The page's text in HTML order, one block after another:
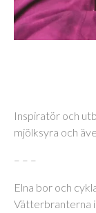
Inspiratör och
mjölksyra och
– – –
Elna bor och
Vätterbranterna i